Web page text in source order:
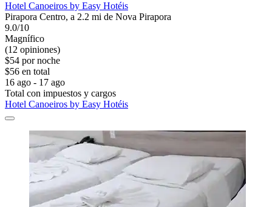
Hotel Canoeiros by Easy Hotéis
Pirapora Centro, a 2.2 mi de Nova Pirapora
9.0/10
Magnífico
(12 opiniones)
$54 por noche
$56 en total
16 ago - 17 ago
Total con impuestos y cargos
Hotel Canoeiros by Easy Hotéis